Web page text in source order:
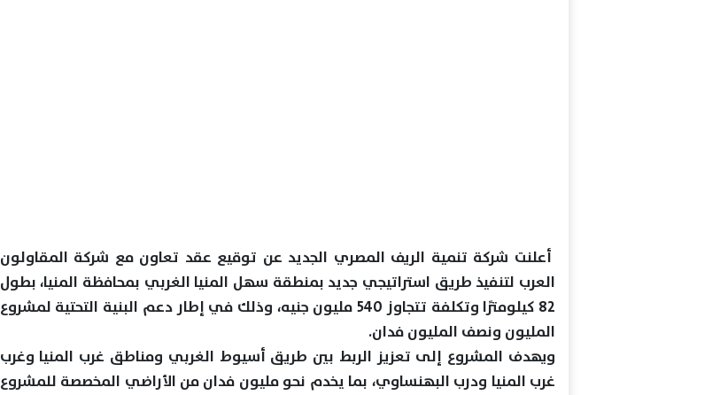
أعلنت شركة تنمية الريف المصري الجديد عن توقيع عقد تعاون مع شركة المقاولون
العرب لتنفيذ طريق استراتيجي جديد بمنطقة سهل المنيا الغربي بمحافظة المنيا، بطول
82 كيلومترًا وتكلفة تتجاوز 540 مليون جنيه، وذلك في إطار دعم البنية التحتية لمشروع
المليون ونصف المليون فدان.
ويهدف المشروع إلى تعزيز الربط بين طريق أسيوط الغربي ومناطق غرب المنيا وغرب
غرب المنيا ودرب البهنساوي، بما يخدم نحو مليون فدان من الأراضي المخصصة للمشروع